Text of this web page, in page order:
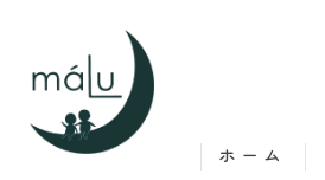
ホーム